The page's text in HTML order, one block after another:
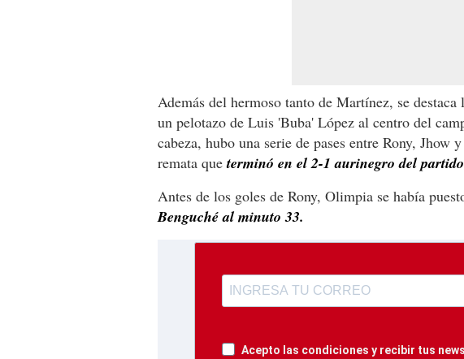
Además del hermoso tanto de Martínez, se
un pelotazo de Luis 'Buba' López al centro del
cabeza, hubo una serie de pases entre Rony, Jhow
remata queterminó en el 2-1 aurinegro del
Antes de los goles de Rony, Olimpia se había
Benguché al minuto 33.
Acepto las condiciones y recibir tus